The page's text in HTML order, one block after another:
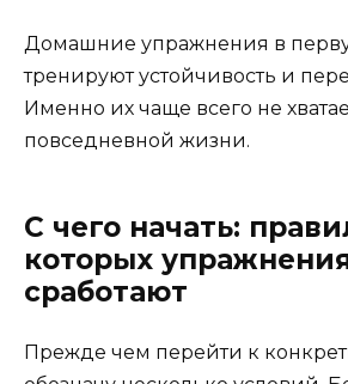
Домашние упражнения в
тренируют устойчивость и
Именно их чаще всего не
повседневной жизни.
С чего начать:
которых
сработают
Прежде чем перейти к